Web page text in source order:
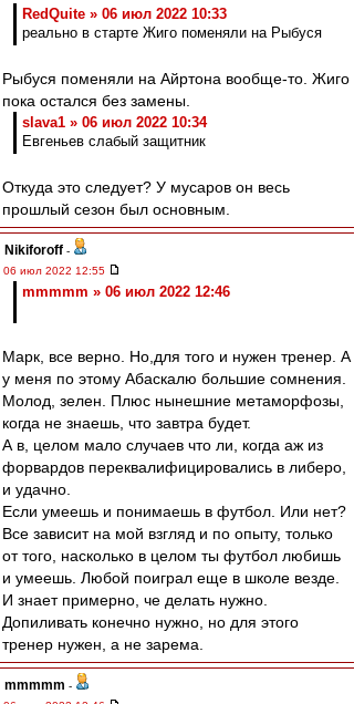
RedQuite » 06 июл 2022 10:33
реально в старте Жиго поменяли на Рыбуся
Рыбуся поменяли на Айртона вообще-то. Жиго
пока остался без замены.
slava1 » 06 июл 2022 10:34
Евгеньев слабый защитник
Откуда это следует? У мусаров он весь
прошлый сезон был основным.
Nikiforoff -
06 июл 2022 12:55
mmmmm » 06 июл 2022 12:46
Марк, все верно. Но,для того и нужен тренер. А
у меня по этому Абаскалю большие сомнения.
Молод, зелен. Плюс нынешние метаморфозы,
когда не знаешь, что завтра будет.
А в, целом мало случаев что ли, когда аж из
форвардов переквалифицировались в либеро,
и удачно.
Если умеешь и понимаешь в футбол. Или нет?
Все зависит на мой взгляд и по опыту, только
от того, насколько в целом ты футбол любишь
и умеешь. Любой поиграл еще в школе везде.
И знает примерно, че делать нужно.
Допиливать конечно нужно, но для этого
тренер нужен, а не зарема.
mmmmm -